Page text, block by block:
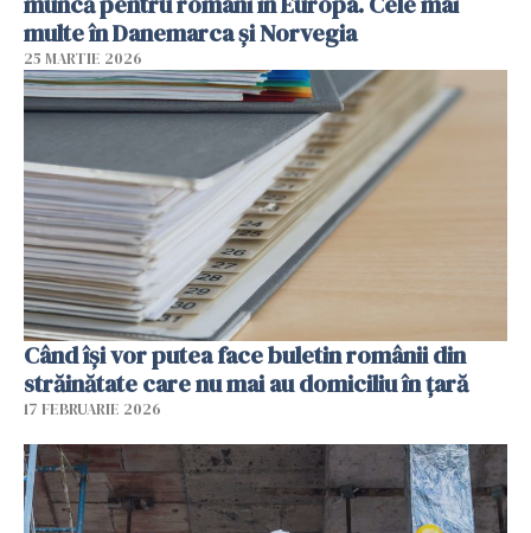
multe în Danemarca și Norvegia
25 MARTIE 2026
Când își vor putea face buletin românii din
străinătate care nu mai au domiciliu în țară
17 FEBRUARIE 2026